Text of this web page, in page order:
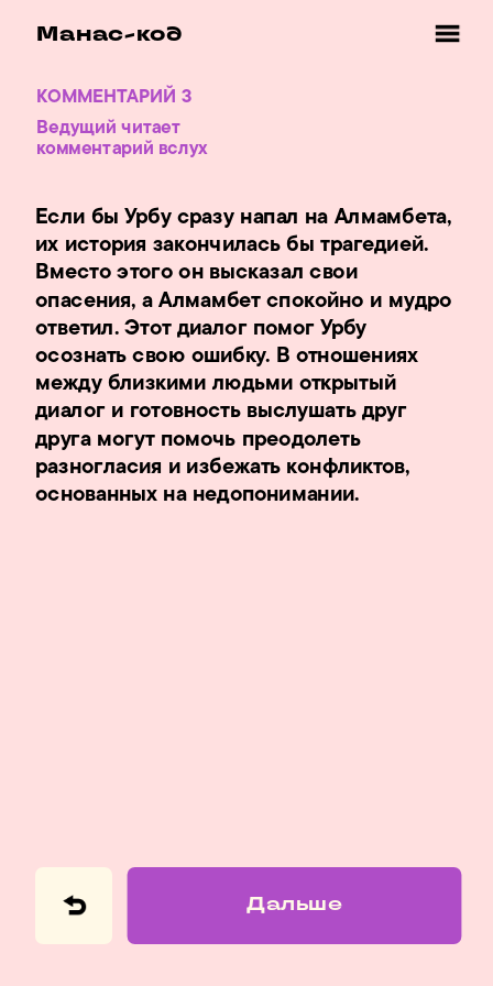
Дальше
Ведущий читает
комментарий вслух
КОММЕНТАРИЙ 3
Если бы Урбу сразу напал на Алмамбета,
их история закончилась бы трагедией.
Вместо этого он высказал свои
опасения, а Алмамбет спокойно и мудро
ответил. Этот диалог помог Урбу
осознать свою ошибку. В отношениях
между близкими людьми открытый
диалог и готовность выслушать друг
друга могут помочь преодолеть
разногласия и избежать конфликтов,
Манас-код